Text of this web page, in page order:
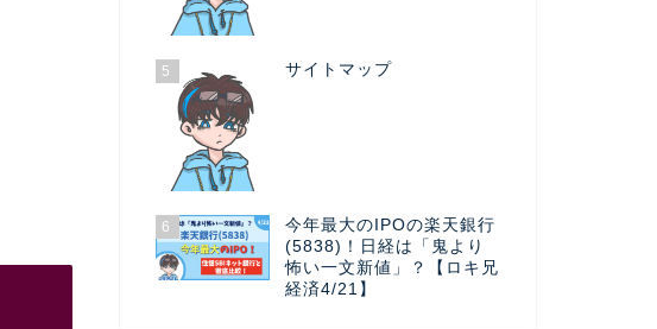
5 サイトマップ
6
今年最大のIPOの楽天銀行
(5838)！日経は「鬼より
怖い一文新値」？【ロキ兄
経済4/21】